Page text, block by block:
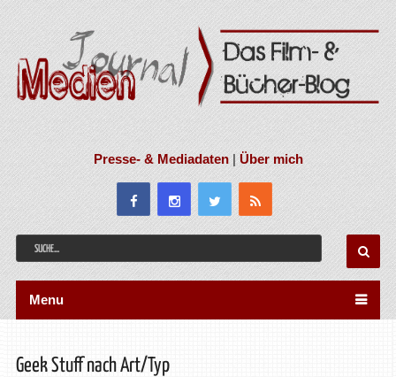
Presse- & Mediadaten|Über mich
Menu
Geek Stuff nach Art/Typ